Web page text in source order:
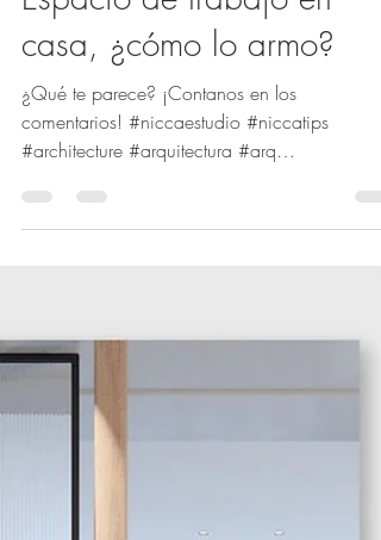
1 min de lectura
Espacio de trabajo en
casa, ¿cómo lo armo?
¿Qué te parece? ¡Contanos en los
comentarios! #niccaestudio #niccatips
#architecture #arquitectura #arq